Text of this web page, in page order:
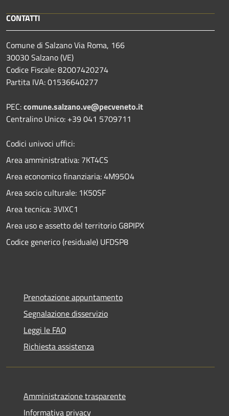
CONTATTI
Comune di Salzano Via Roma, 166
30030 Salzano (VE)
Codice Fiscale: 82007420274
Partita IVA: 01536640277
PEC:comune.salzano.ve@pecveneto.it
Centralino Unico: +39 041 5709711
Codici univoci uffici:
Area amministrativa: 7KT4CS
Area economico finanziaria: 4M95O4
Area socio culturale: 1K50SF
Area tecnica: 3VIXC1
Area uso e assetto del territorio G8PIPX
Codice generico (residuale) UFDSP8
Prenotazione appuntamento
Segnalazione disservizio
Leggi le FAQ
Richiesta assistenza
Amministrazione trasparente
Informativa privacy